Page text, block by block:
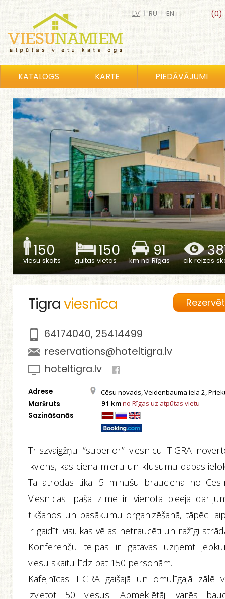
(0)
LV | RU | EN
KATALOGS KARTE PIEDĀVĀJUMI
150
viesu skaits
150
gultas vietas
91
km no Rīgas cik reizes
Tigraviesnīca Rezervēt
64174040, 25414499
reservations@hoteltigra.lv
hoteltigra.lv
Adrese Cēsu novads, Veidenbauma iela 2,
Maršruts 91 kmno Rīgas uz atpūtas vietu
Sazināšanās
Trīszvaigžņu ‘’superior’’ viesnīcu TIGRA
ikviens, kas ciena mieru un klusumu dabas
Tā atrodas tikai 5 minūšu braucienā no
Viesnīcas īpašā zīme ir vienotā pieeja
tikšanos un pasākumu organizēšanā, tāpēc
ir gaidīti visi, kas vēlas netraucēti un ražīgi
Konferenču telpas ir gatavas uzņemt
viesu skaitu līdz pat 150 personām.
Kafejnīcas TIGRA gaišajā un omulīgajā zālē
izvietot 50 viesus. Apmeklētāji varēs